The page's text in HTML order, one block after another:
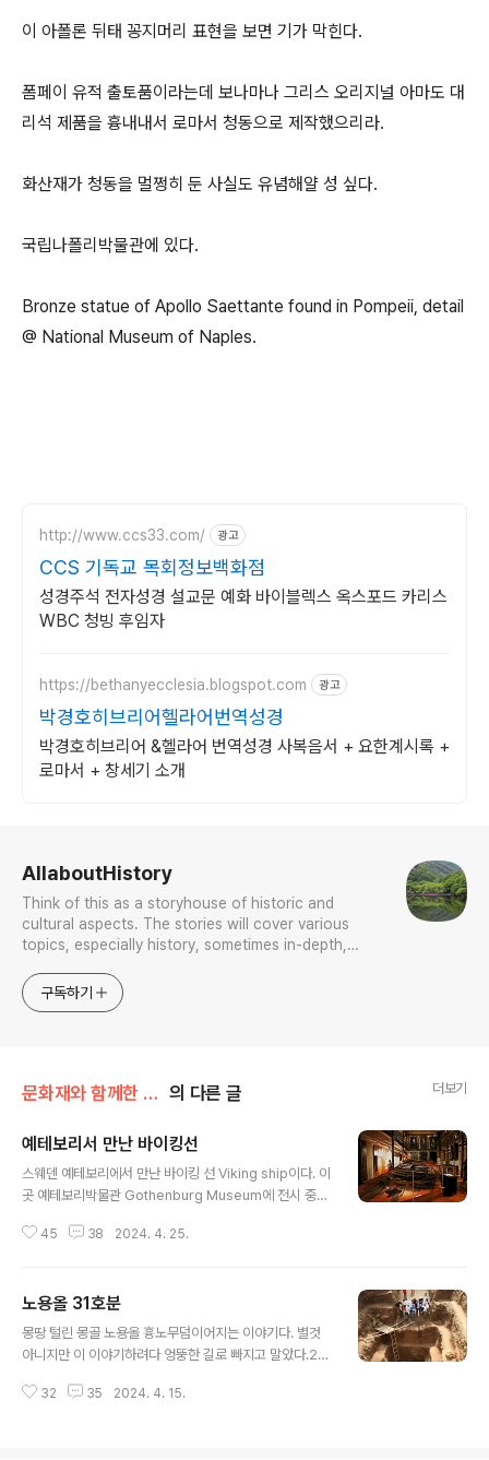
이 아폴론 뒤태 꽁지머리 표현을 보면 기가 막힌다.
폼페이 유적 출토품이라는데 보나마나 그리스 오리지널 아마도 대
리석 제품을 흉내내서 로마서 청동으로 제작했으리라.
화산재가 청동을 멀쩡히 둔 사실도 유념해얄 성 싶다.
국립나폴리박물관에 있다.
Bronze statue of Apollo Saettante found in Pompeii, detail
@ National Museum of Naples.
http://www.ccs33.com/ 광고
CCS 기독교 목회정보백화점
성경주석 전자성경 설교문 예화 바이블렉스 옥스포드 카리스
WBC 청빙 후임자
https://bethanyecclesia.blogspot.com 광고
박경호히브리어헬라어번역성경
박경호히브리어 &헬라어 번역성경 사복음서 + 요한계시록 +
로마서 + 창세기 소개
AllaboutHistory
Think of this as a storyhouse of historic and
cultural aspects. The stories will cover various
topics, especially history, sometimes in-depth,
approach will be to resist any common sense or
generalized viewpoint
구독하기
문화재와 함께한 나날들 의 다른 글 더보기
예테보리서 만난 바이킹선
스웨덴 예테보리에서 만난 바이킹 선 Viking ship이다. 이
곳 예테보리박물관 Gothenburg Museum에 전시 중이
45 38 2024. 4. 25.
노용올 31호분
몽땅 털린 몽골 노용올 흉노무덤이어지는 이야기다. 별것
아니지만 이 이야기하려다 엉뚱한 길로 빠지고 말았다.20
도대체 몇호분인지 몰라 애를 태우곤 했다.저때 관련 기사
32 35 2024. 4. 15.